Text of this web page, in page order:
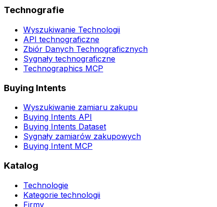
Technografie
Wyszukiwanie Technologii
API technograficzne
Zbiór Danych Technograficznych
Sygnały technograficzne
Technographics MCP
Buying Intents
Wyszukiwanie zamiaru zakupu
Buying Intents API
Buying Intents Dataset
Sygnały zamiarów zakupowych
Buying Intent MCP
Katalog
Technologie
Kategorie technologii
Firmy